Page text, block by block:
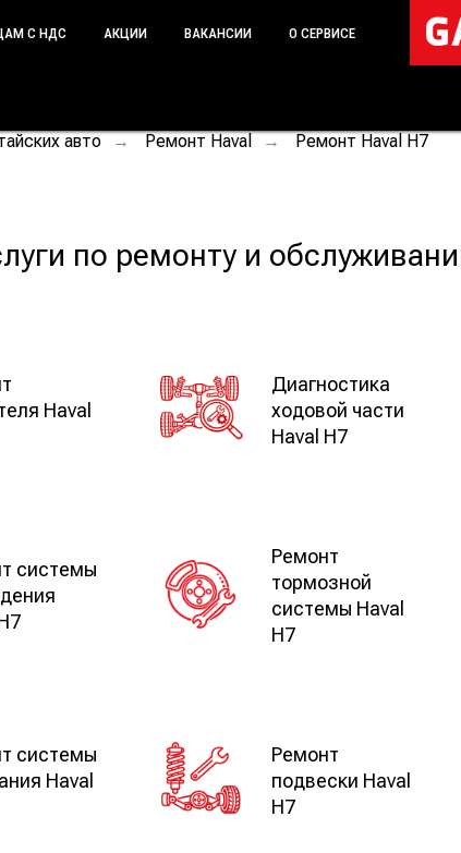
С НДС АКЦИИ ВАКАНСИИ О СЕРВИСЕ
авто → Ремонт Haval → Ремонт Haval H7
по ремонту и
Haval
Диагностика
ходовой части
Haval H7
системы
Ремонт
тормозной
системы Haval
H7
системы
Haval
Ремонт
подвески Haval
H7